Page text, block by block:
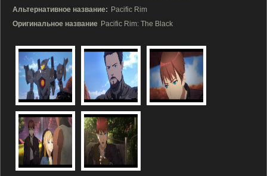
Альтернативное название: Pacific Rim
Оригинальное название Pacific Rim: The Black